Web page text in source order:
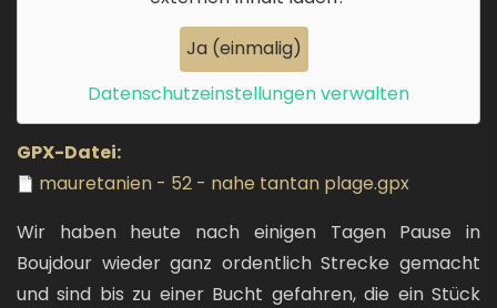
Ja (einmalig)
Datenschutzeinstellungen verwalten
GPX-Datei
mauretanien - 52 - nahe tantan plage.gpx
Wir haben heute nach einigen Tagen Pause in
Boujdour wieder ganz ordentlich Strecke gemacht
und sind bis zu einer Bucht gefahren, die ein Stück